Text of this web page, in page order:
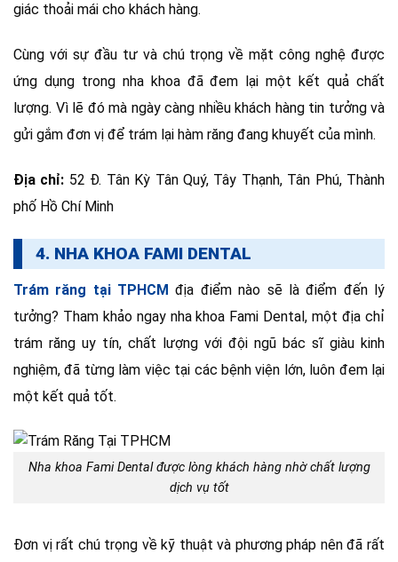
giác thoải mái cho khách hàng.
Cùng với sự đầu tư và chú trọng về mặt công nghệ được
ứng dụng trong nha khoa đã đem lại một kết quả chất
lượng. Vì lẽ đó mà ngày càng nhiều khách hàng tin tưởng và
gửi gắm đơn vị để trám lại hàm răng đang khuyết của mình.
Địa chỉ: 52 Đ. Tân Kỳ Tân Quý, Tây Thạnh, Tân Phú, Thành
phố Hồ Chí Minh
4. NHA KHOA FAMI DENTAL
Trám răng tại TPHCM địa điểm nào sẽ là điểm đến lý
tưởng? Tham khảo ngay nha khoa Fami Dental, một địa chỉ
trám răng uy tín, chất lượng với đội ngũ bác sĩ giàu kinh
nghiệm, đã từng làm việc tại các bệnh viện lớn, luôn đem lại
một kết quả tốt.
Nha khoa Fami Dental được lòng khách hàng nhờ chất lượng
dịch vụ tốt
Đơn vị rất chú trọng về kỹ thuật và phương pháp nên đã rất